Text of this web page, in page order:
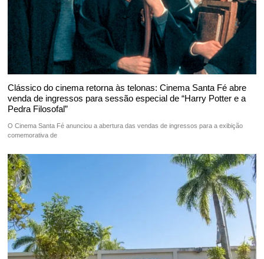
Clássico do cinema retorna às telonas: Cinema Santa Fé abre
venda de ingressos para sessão especial de “Harry Potter e a
Pedra Filosofal”
O Cinema Santa Fé anunciou a abertura das vendas de ingressos para a exibição
comemorativa de